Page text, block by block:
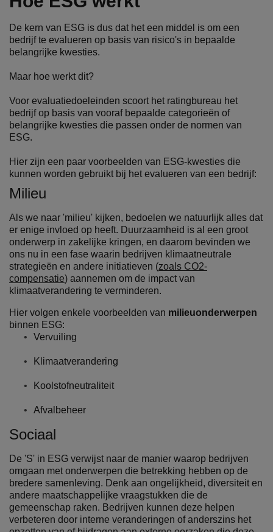
De kern van ESG is dus dat het een middel is om een
bedrijf te evalueren op basis van risico's in bepaalde
belangrijke kwesties.
Maar hoe werkt dit?
Voor evaluatiedoeleinden scoort het ratingbureau het
bedrijf op basis van vooraf bepaalde categorieën of
belangrijke kwesties die passen onder de normen van
ESG.
Hier zijn een paar voorbeelden van ESG-kwesties die
kunnen worden gebruikt bij het evalueren van een bedrijf:
Milieu
Als we naar 'milieu' kijken, bedoelen we natuurlijk alles dat
er enige invloed op heeft. Duurzaamheid is al een groot
onderwerp in zakelijke kringen, en daarom bevinden we
ons nu in een fase waarin bedrijven klimaatneutrale
strategieën en andere initiatieven (zoals CO2-
compensatie) aannemen om de impact van
klimaatverandering te verminderen.
Hier volgen enkele voorbeelden van milieuonderwerpen
binnen ESG:
Vervuiling
Klimaatverandering
Koolstofneutraliteit
Afvalbeheer
Sociaal
De 'S' in ESG verwijst naar de manier waarop bedrijven
omgaan met onderwerpen die betrekking hebben op de
bredere samenleving. Denk aan ongelijkheid, diversiteit en
andere maatschappelijke vraagstukken die de
gemeenschap raken. Bedrijven kunnen deze helpen
verbeteren door interne veranderingen of anderszins het